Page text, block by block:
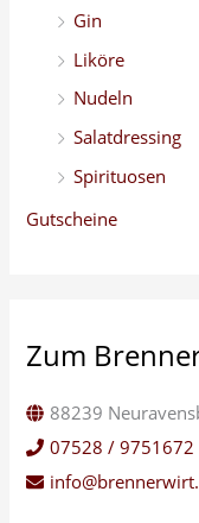
Gin
Liköre
Nudeln
Salatdressing
Spirituosen
Gutscheine
Zum
88239
07528 / 9751672